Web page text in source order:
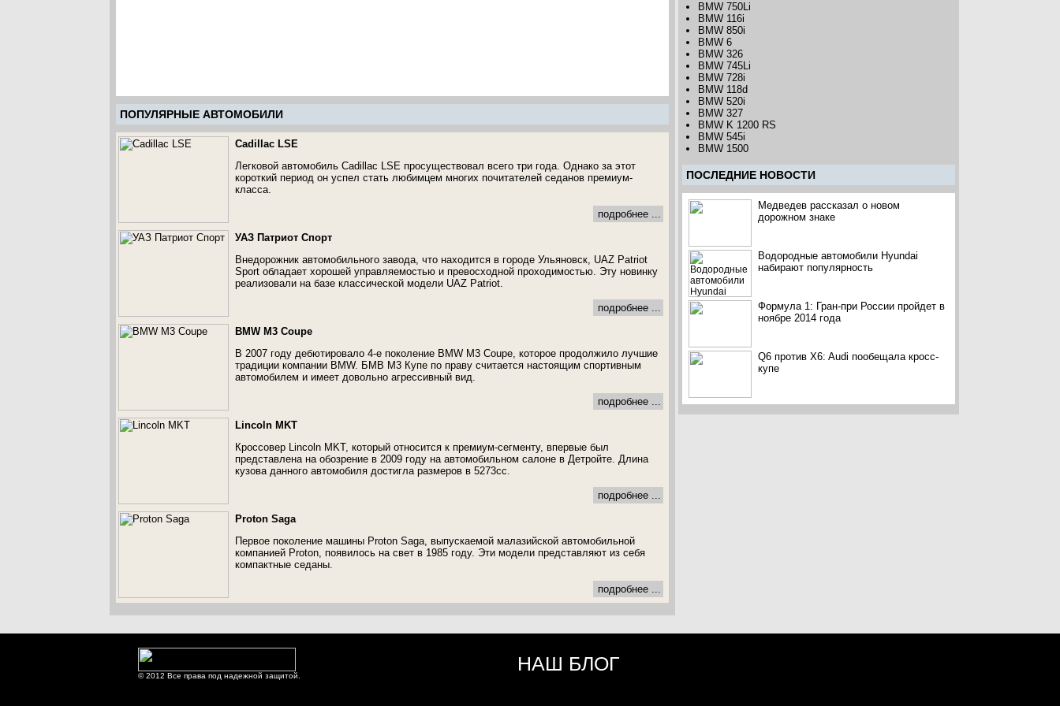
ПОПУЛЯРНЫЕ АВТОМОБИЛИ
Cadillac LSE
Легковой автомобиль Cadillac LSE просуществовал всего три года. Однако за этот
короткий период он успел стать любимцем многих почитателей седанов премиум-
класса.
подробнее ...
УАЗ Патриот Спорт
Внедорожник автомобильного завода, что находится в городе Ульяновск, UAZ Patriot
Sport обладает хорошей управляемостью и превосходной проходимостью. Эту новинку
реализовали на базе классической модели UAZ Patriot.
подробнее ...
BMW M3 Coupe
В 2007 году дебютировало 4-е поколение BMW M3 Coupe, которое продолжило лучшие
традиции компании BMW. БМВ M3 Купе по праву считается настоящим спортивным
автомобилем и имеет довольно агрессивный вид.
подробнее ...
Lincoln MKT
Кроссовер Lincoln MKT, который относится к премиум-сегменту, впервые был
представлена на обозрение в 2009 году на автомобильном салоне в Детройте. Длина
кузова данного автомобиля достигла размеров в 5273сс.
подробнее ...
Proton Saga
Первое поколение машины Proton Saga, выпускаемой малазийской автомобильной
компанией Proton, появилось на свет в 1985 году. Эти модели представляют из себя
компактные седаны.
подробнее ...
BMW 750Li
BMW 116i
BMW 850i
BMW 6
BMW 326
BMW 745Li
BMW 728i
BMW 118d
BMW 520i
BMW 327
BMW K 1200 RS
BMW 545i
BMW 1500
ПОCЛЕДНИЕ НОВОСТИ
Медведев рассказал о новом
дорожном знаке
Водородные автомобили Hyundai
набирают популярность
Формула 1: Гран-при России пройдет в
ноябре 2014 года
Q6 против X6: Audi пообещала кросс-
купе
© 2012 Все права под надежной защитой.
НАШ БЛОГ